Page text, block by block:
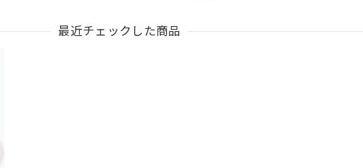
最近チェックした商品